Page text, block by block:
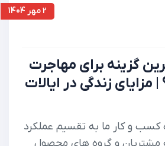
2 مهر 1404
گزینه برای مهاجرت
زندگی در ایالات
کسب و کار ما به تقسیم عملکرد
مشتریان و گروه های محصول